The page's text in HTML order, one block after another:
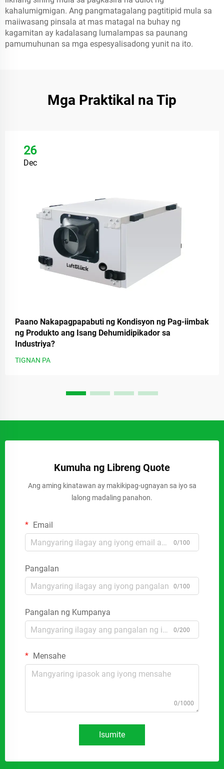
kahalumigmigan. Ang pangmatagalang pagtitipid mula sa
maiiwasang pinsala at mas matagal na buhay ng
kagamitan ay kadalasang lumalampas sa paunang
pamumuhunan sa mga espesyalisadong yunit na ito.
Mga Praktikal na Tip
26
Dec
Paano Nakapagpapabuti ng Kondisyon ng Pag-iimbak
ng Produkto ang Isang Dehumidipikador sa
Industriya?
TIGNAN PA
Kumuha ng Libreng Quote
Ang aming kinatawan ay makikipag-ugnayan sa iyo sa
lalong madaling panahon.
Email
0/100
Pangalan
0/100
Pangalan ng Kumpanya
0/200
Mensahe
0/1000
Isumite